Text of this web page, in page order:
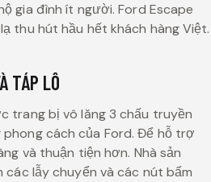
gia đình ít người. Ford Escape
thu hút hầu hết khách hàng Việt.
TÁP LÔ
trang bị vô lăng 3 chấu truyền
cách của Ford. Để hỗ trợ
và thuận tiện hơn. Nhà sản
lẫy chuyển và các nút bấm